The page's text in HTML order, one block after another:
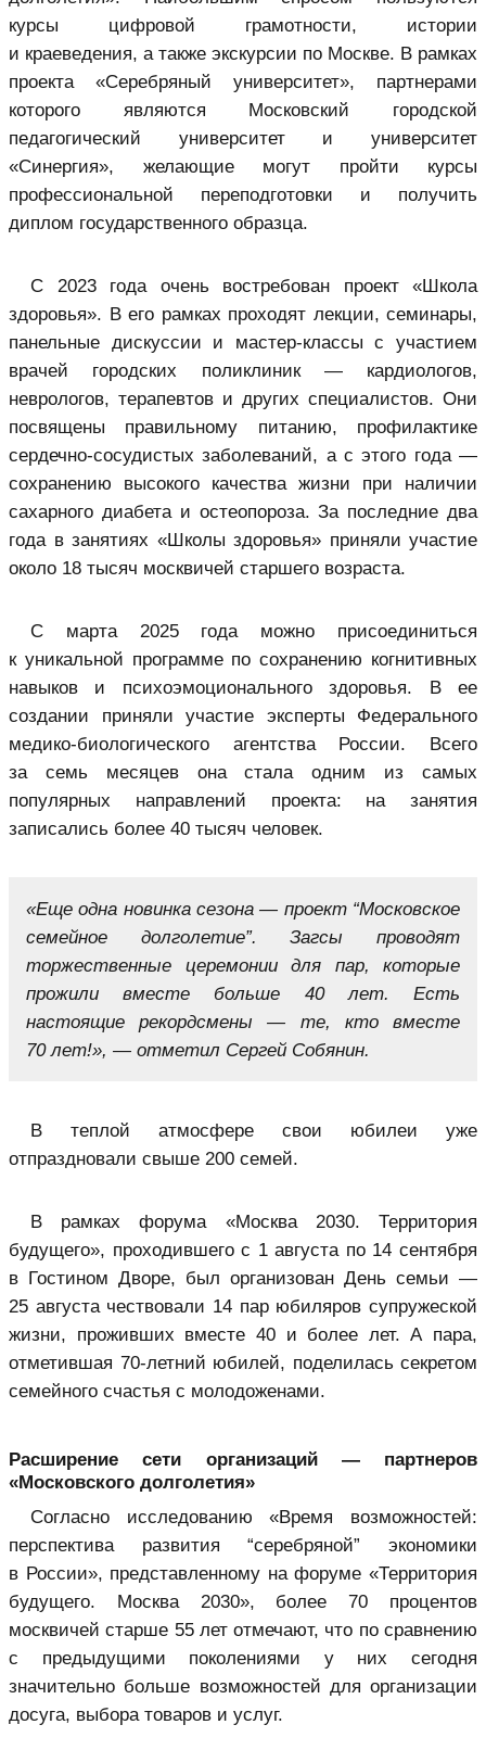
курсы цифровой грамотности, истории
и краеведения, а также экскурсии по Москве. В рамках
проекта «Серебряный университет», партнерами
которого являются Московский городской
педагогический университет и университет
«Синергия», желающие могут пройти курсы
профессиональной переподготовки и получить
диплом государственного образца.
С 2023 года очень востребован проект «Школа
здоровья». В его рамках проходят лекции, семинары,
панельные дискуссии и мастер-классы с участием
врачей городских поликлиник — кардиологов,
неврологов, терапевтов и других специалистов. Они
посвящены правильному питанию, профилактике
сердечно-сосудистых заболеваний, а с этого года —
сохранению высокого качества жизни при наличии
сахарного диабета и остеопороза. За последние два
года в занятиях «Школы здоровья» приняли участие
около 18 тысяч москвичей старшего возраста.
С марта 2025 года можно присоединиться
к уникальной программе по сохранению когнитивных
навыков и психоэмоционального здоровья. В ее
создании приняли участие эксперты Федерального
медико-биологического агентства России. Всего
за семь месяцев она стала одним из самых
популярных направлений проекта: на занятия
записались более 40 тысяч человек.
«Еще одна новинка сезона — проект “Московское
семейное долголетие”. Загсы проводят
торжественные церемонии для пар, которые
прожили вместе больше 40 лет. Есть
настоящие рекордсмены — те, кто вместе
70 лет!», — отметил Сергей Собянин.
В теплой атмосфере свои юбилеи уже
отпраздновали свыше 200 семей.
В рамках форума «Москва 2030. Территория
будущего», проходившего с 1 августа по 14 сентября
в Гостином Дворе, был организован День семьи —
25 августа чествовали 14 пар юбиляров супружеской
жизни, проживших вместе 40 и более лет. А пара,
отметившая 70-летний юбилей, поделилась секретом
семейного счастья с молодоженами.
Расширение сети организаций — партнеров
«Московского долголетия»
Согласно исследованию «Время возможностей:
перспектива развития “серебряной” экономики
в России», представленному на форуме «Территория
будущего. Москва 2030», более 70 процентов
москвичей старше 55 лет отмечают, что по сравнению
с предыдущими поколениями у них сегодня
значительно больше возможностей для организации
досуга, выбора товаров и услуг.